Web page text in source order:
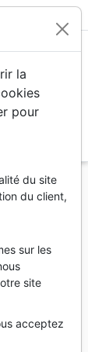
la
pour
du site
du client,
sur les
site
acceptez